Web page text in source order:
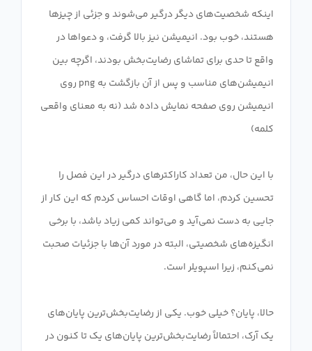
اینکه شخصیت‌های دیگر درگیر می‌شوند و جزئی از چیزها
هستند، خوب بود. انیمیشن نیز بالا گرفت، و دعواها در
واقع تا حدی برای تماشای رضایت‌بخش بودند، اگرچه بین
انیمیشن‌های مناسب و پس از آن بازگشت به png روی
انیمیشن روی صفحه نمایش داده شد (نه به معنای واقعی
با این حال، من تعداد کاراکترهای درگیر در این فصل را
تحسین کردم، اما گاهی اوقات احساس کردم که این کار از
جایی به دست نمی‌آید و می‌تواند کمی زیاد باشد، با برخی
انگیزه‌های شخصیتی، البته در مورد آن‌ها با جزئیات صحبت
حالا، پایان؟ خیلی خوب. یکی از رضایت‌بخش‌ترین پایان‌های
یک آرک، احتمالاً رضایت‌بخش‌ترین پایان‌های یک تا کنون در